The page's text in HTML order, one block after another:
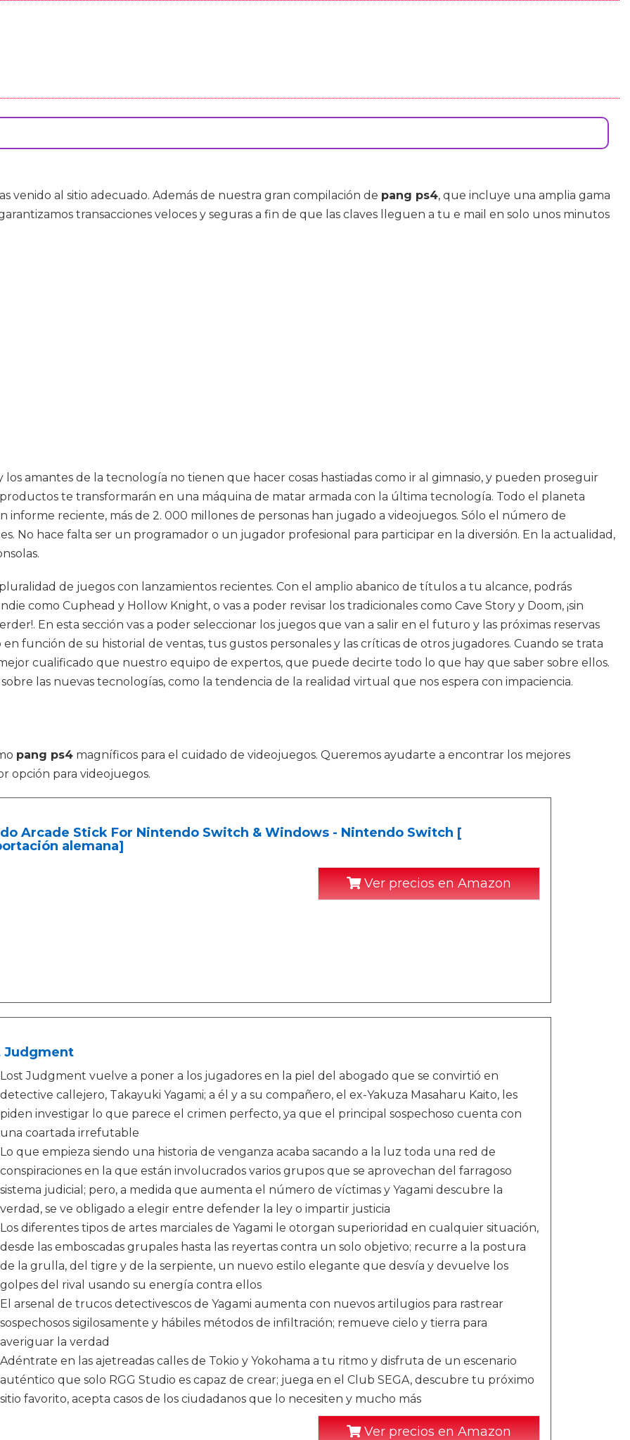
venido al sitio adecuado. Además de nuestra gran compilación de pang ps4, que incluye una amplia gama
transacciones veloces y seguras a fin de que las claves lleguen a tu e mail en solo unos minutos
amantes de la tecnología no tienen que hacer cosas hastiadas como ir al gimnasio, y pueden proseguir
te transformarán en una máquina de matar armada con la última tecnología. Todo el planeta
reciente, más de 2. 000 millones de personas han jugado a videojuegos. Sólo el número de
No hace falta ser un programador o un jugador profesional para participar en la diversión. En la actualidad,
de juegos con lanzamientos recientes. Con el amplio abanico de títulos a tu alcance, podrás
como Cuphead y Hollow Knight, o vas a poder revisar los tradicionales como Cave Story y Doom, ¡sin
En esta sección vas a poder seleccionar los juegos que van a salir en el futuro y las próximas reservas
función de su historial de ventas, tus gustos personales y las críticas de otros jugadores. Cuando se trata
cualificado que nuestro equipo de expertos, que puede decirte todo lo que hay que saber sobre ellos.
las nuevas tecnologías, como la tendencia de la realidad virtual que nos espera con impaciencia.
pang ps4 magníficos para el cuidado de videojuegos. Queremos ayudarte a encontrar los mejores
opción para videojuegos.
Arcade Stick For Nintendo Switch & Windows - Nintendo Switch [
alemana]
Ver precios en Amazon
Judgment
Lost Judgment vuelve a poner a los jugadores en la piel del abogado que se convirtió en
detective callejero, Takayuki Yagami; a él y a su compañero, el ex-Yakuza Masaharu Kaito, les
piden investigar lo que parece el crimen perfecto, ya que el principal sospechoso cuenta con
una coartada irrefutable
Lo que empieza siendo una historia de venganza acaba sacando a la luz toda una red de
conspiraciones en la que están involucrados varios grupos que se aprovechan del farragoso
sistema judicial; pero, a medida que aumenta el número de víctimas y Yagami descubre la
verdad, se ve obligado a elegir entre defender la ley o impartir justicia
Los diferentes tipos de artes marciales de Yagami le otorgan superioridad en cualquier situación,
desde las emboscadas grupales hasta las reyertas contra un solo objetivo; recurre a la postura
de la grulla, del tigre y de la serpiente, un nuevo estilo elegante que desvía y devuelve los
golpes del rival usando su energía contra ellos
El arsenal de trucos detectivescos de Yagami aumenta con nuevos artilugios para rastrear
sospechosos sigilosamente y hábiles métodos de infiltración; remueve cielo y tierra para
averiguar la verdad
Adéntrate en las ajetreadas calles de Tokio y Yokohama a tu ritmo y disfruta de un escenario
auténtico que solo RGG Studio es capaz de crear; juega en el Club SEGA, descubre tu próximo
sitio favorito, acepta casos de los ciudadanos que lo necesiten y mucho más
Ver precios en Amazon